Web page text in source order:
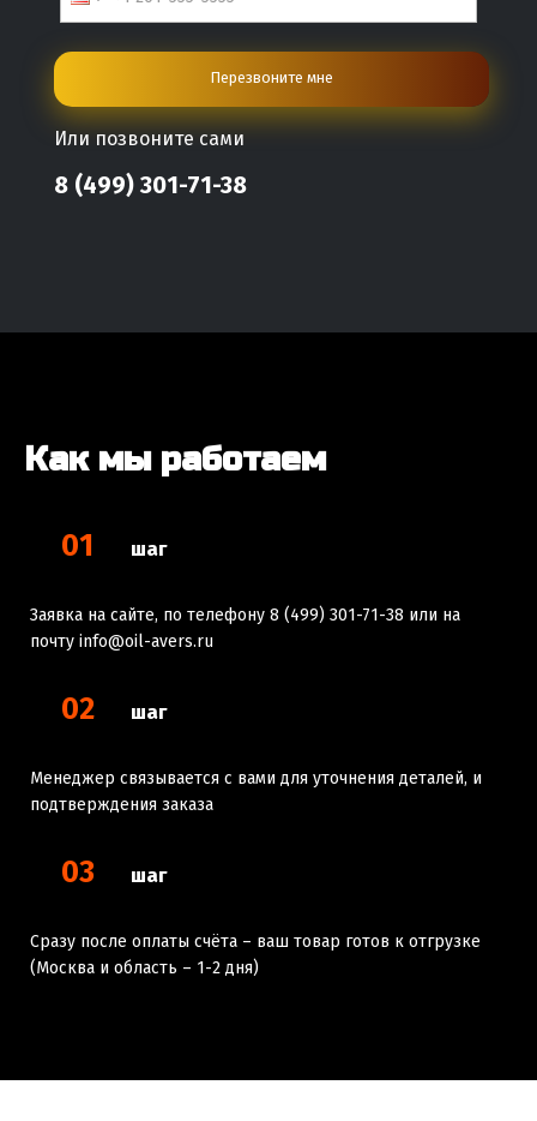
Перезвоните мне
Или позвоните сами
8 (499) 301-71-38
Как мы работаем
01 шаг
Заявка на сайте, по телефону 8 (499) 301-71-38 или на
почту info@oil-avers.ru
02 шаг
Менеджер связывается с вами для уточнения деталей, и
подтверждения заказа
03 шаг
Сразу после оплаты счёта – ваш товар готов к отгрузке
(Москва и область – 1-2 дня)